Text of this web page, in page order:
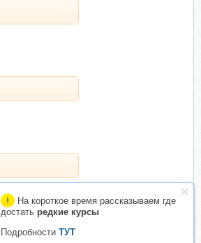
На короткое время рассказываем где
достать редкие курсы
Подробности ТУТ